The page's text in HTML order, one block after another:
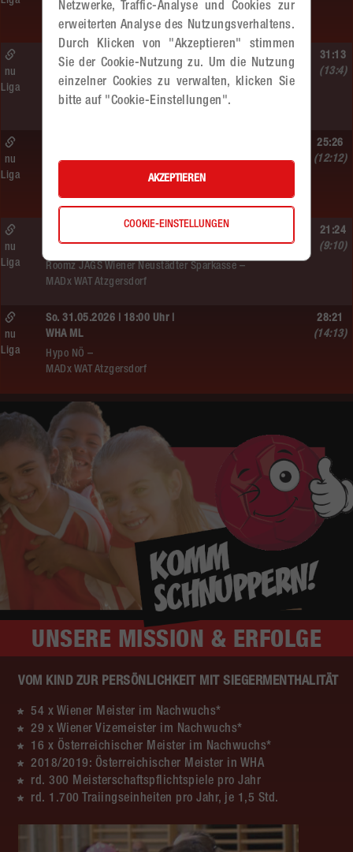
Hypo NÖ –
MADx WAT Atzgersdorf
So. 07.06.2026 | 09:10 Uhr |
WAT Brigittenau
nu
Liga
31:13
(13:4)
WU18
MADx WAT Atzgersdorf –
HIB Handball Graz
nu
Liga
25:26
(12:12)
WU18
Roomz JAGS Wiener Neustädter Sparkasse –
MADx WAT Atzgersdorf
nu
Liga
21:24
(9:10)
So. 31.05.2026 | 18:00 Uhr |
WHA ML
Hypo NÖ –
MADx WAT Atzgersdorf
nu
Liga
28:21
(14:13)
UNSERE MISSION & ERFOLGE
VOM KIND ZUR PERSÖNLICHKEIT MIT SIEGERMENTHALITÄT
54 x Wiener Meister im Nachwuchs*
29 x Wiener Vizemeister im Nachwuchs*
16 x Österreichischer Meister im Nachwuchs*
2018/2019: Österreichischer Meister in WHA
rd. 300 Meisterschaftspflichtspiele pro Jahr
rd. 1.700 Traiingseinheiten pro Jahr, je 1,5 Std.
Netzwerke, Traffic-Analyse und Cookies zur
erweiterten Analyse des Nutzungsverhaltens.
Durch Klicken von "Akzeptieren" stimmen
Sie der Cookie-Nutzung zu. Um die Nutzung
einzelner Cookies zu verwalten, klicken Sie
bitte auf "Cookie-Einstellungen".
AKZEPTIEREN
COOKIE-EINSTELLUNGEN